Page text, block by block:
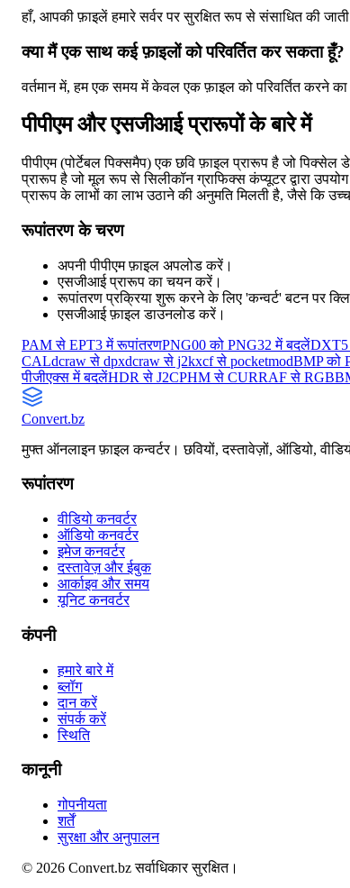
हाँ, आपकी फ़ाइलें हमारे सर्वर पर सुरक्षित रूप से संसाधित की
क्या मैं एक साथ कई फ़ाइलों को परिवर्तित कर सकता हूँ?
वर्तमान में, हम एक समय में केवल एक फ़ाइल को परिवर्तित करने
पीपीएम और एसजीआई प्रारूपों के बारे में
पीपीएम (पोर्टेबल पिक्समैप) एक छवि फ़ाइल प्रारूप है जो
प्रारूप है जो मूल रूप से सिलीकॉन ग्राफिक्स कंप्यूटर द्वारा
प्रारूप के लाभों का लाभ उठाने की अनुमति मिलती है, जैसे कि
रूपांतरण के चरण
अपनी पीपीएम फ़ाइल अपलोड करें।
एसजीआई प्रारूप का चयन करें।
रूपांतरण प्रक्रिया शुरू करने के लिए 'कन्वर्ट' बटन पर
एसजीआई फ़ाइल डाउनलोड करें।
PAM से EPT3 में रूपांतरणPNG00 को PNG32 में बदलेंDXT5
CALdcraw से dpxdcraw से j2kxcf से pocketmodBMP को
पीजीएक्स में बदलेंHDR से J2CPHM से CURRAF से RGB
Convert.bz
मुफ्त ऑनलाइन फ़ाइल कन्वर्टर। छवियों, दस्तावेज़ों, ऑडियो,
रूपांतरण
वीडियो कनवर्टर
ऑडियो कनवर्टर
इमेज कनवर्टर
दस्तावेज़ और ईबुक
आर्काइव और समय
यूनिट कनवर्टर
कंपनी
हमारे बारे में
ब्लॉग
दान करें
संपर्क करें
स्थिति
कानूनी
गोपनीयता
शर्तें
सुरक्षा और अनुपालन
© 2026 Convert.bzसर्वाधिकार सुरक्षित।